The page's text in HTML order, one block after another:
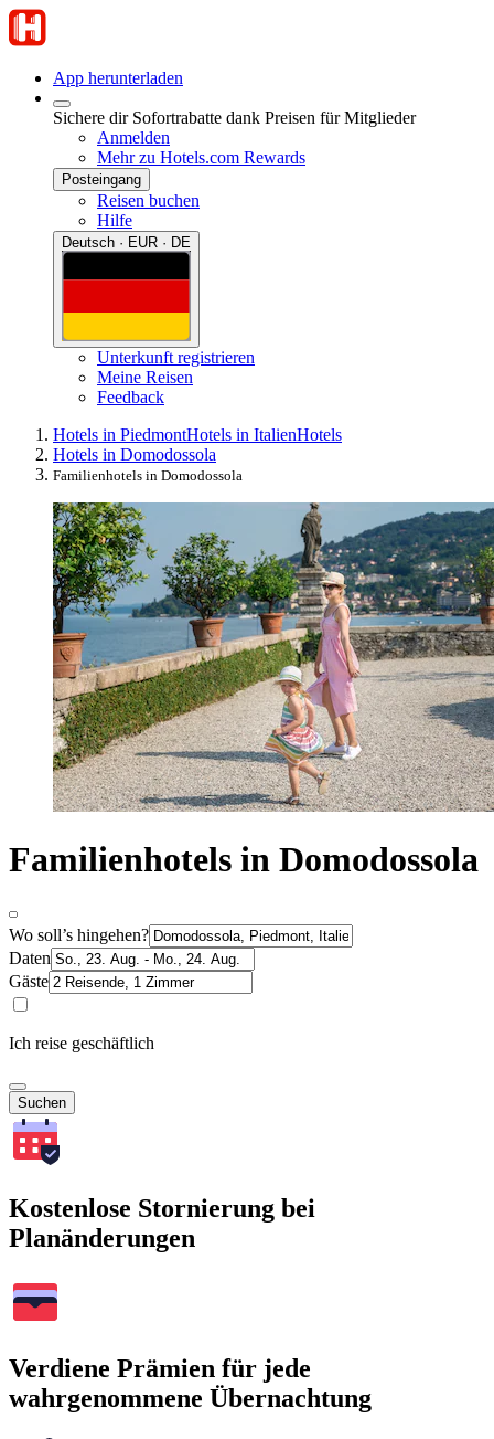
App herunterladen
Sichere dir Sofortrabatte dank Preisen für Mitglieder
Anmelden
Mehr zu Hotels.com Rewards
Posteingang
Reisen buchen
Hilfe
Deutsch · EUR · DE
Unterkunft registrieren
Meine Reisen
Feedback
Hotels in PiedmontHotels in ItalienHotels
Hotels in Domodossola
Familienhotels in Domodossola
Familienhotels in Domodossola
Wo soll’s hingehen?
Daten
Gäste
Ich reise geschäftlich
Suchen
Kostenlose Stornierung bei
Planänderungen
Verdiene Prämien für jede
wahrgenommene Übernachtung